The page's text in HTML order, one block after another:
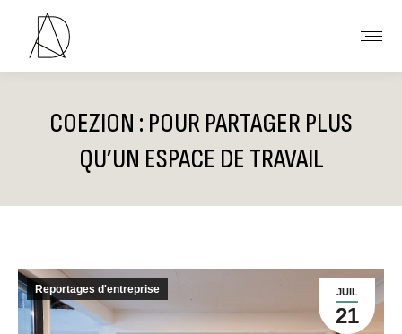
COEZION : POUR PARTAGER PLUS
QU’UN ESPACE DE TRAVAIL
JUIL
21
Reportages d'entreprise